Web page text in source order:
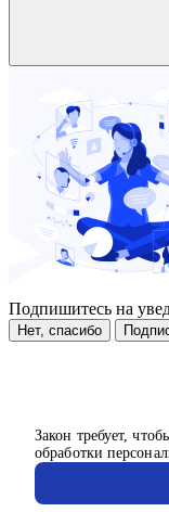
Закон требует,
обработки
Подпишитесь на
Нет, спасибо